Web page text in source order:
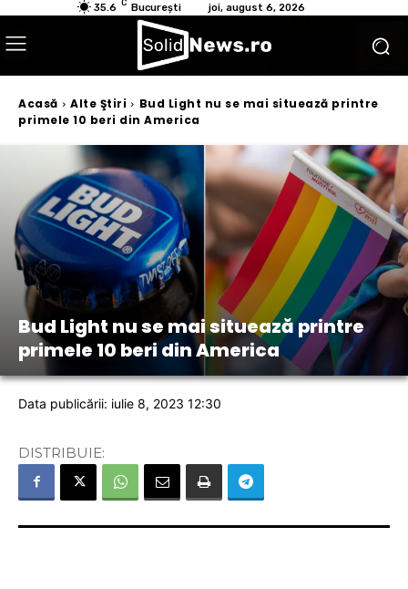
35.6 C București joi, august 6, 2026
Acasă Alte Ştiri
Bud Light nu se mai situează printre
primele 10 beri din America
Bud Light nu se mai situează printre
primele 10 beri din America
Data publicării: iulie 8, 2023 12:30
DISTRIBUIE: